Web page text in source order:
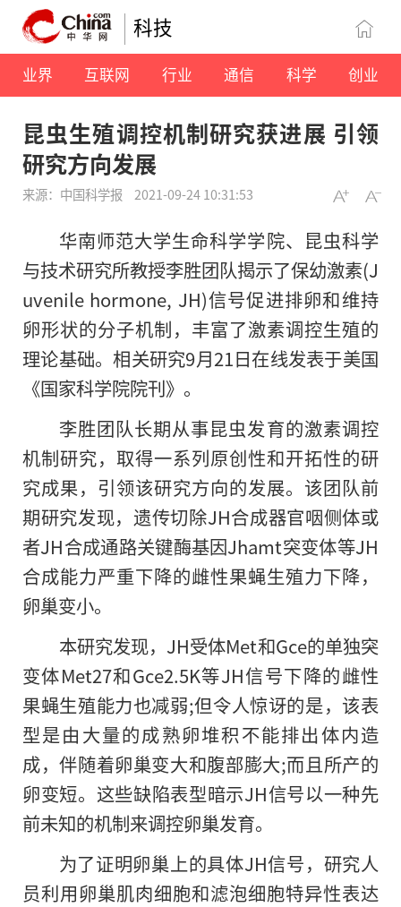
科技
业界 互联网 行业 通信 科学 创业
昆虫生殖调控机制研究获进展 引领
研究方向发展
来源：中国科学报 2021-09-24 10:31:53
华南师范大学生命科学学院、昆虫科学
与技术研究所教授李胜团队揭示了保幼激素(J
uvenile hormone, JH)信号促进排卵和维持
卵形状的分子机制，丰富了激素调控生殖的
理论基础。相关研究9月21日在线发表于美国
《国家科学院院刊》。
李胜团队长期从事昆虫发育的激素调控
机制研究，取得一系列原创性和开拓性的研
究成果，引领该研究方向的发展。该团队前
期研究发现，遗传切除JH合成器官咽侧体或
者JH合成通路关键酶基因Jhamt突变体等JH
合成能力严重下降的雌性果蝇生殖力下降，
卵巢变小。
本研究发现，JH受体Met和Gce的单独突
变体Met27和Gce2.5K等JH信号下降的雌性
果蝇生殖能力也减弱;但令人惊讶的是，该表
型是由大量的成熟卵堆积不能排出体内造
成，伴随着卵巢变大和腹部膨大;而且所产的
卵变短。这些缺陷表型暗示JH信号以一种先
前未知的机制来调控卵巢发育。
为了证明卵巢上的具体JH信号，研究人
员利用卵巢肌肉细胞和滤泡细胞特异性表达